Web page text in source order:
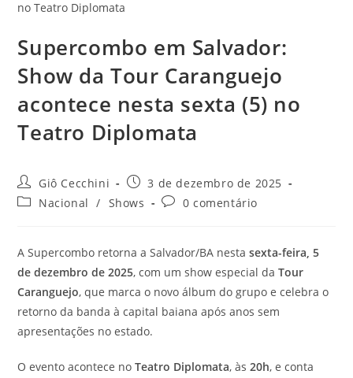
Supercombo em Salvador:
Show da Tour Caranguejo
acontece nesta sexta (5) no
Teatro Diplomata
Autor
do
post:
Giô Cecchini
Post
publicado:
3 de dezembro de 2025
Categoria
Nacional / Shows
Comentários
0 comentário
A Supercombo retorna a Salvador/BA nestasexta-feira, 5
de dezembro de 2025, com um show especial daTour
Caranguejo, que marca o novo álbum do grupo e celebra o
retorno da banda à capital baiana após anos sem
apresentações no estado.
O evento acontece noTeatro Diplomata, às20h, e conta